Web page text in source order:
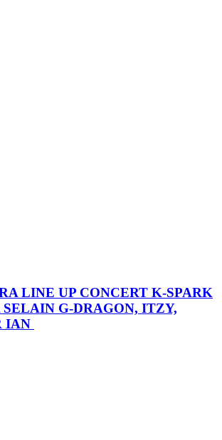
LINE UP CONCERT K-SPARK
G-DRAGON, ITZY,
IAN